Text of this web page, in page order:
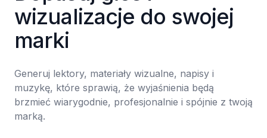
wizualizacje do swojej
marki
Generuj lektory, materiały wizualne, napisy i
muzykę, które sprawią, że wyjaśnienia będą
brzmieć wiarygodnie, profesjonalnie i spójnie z twoją
marką.